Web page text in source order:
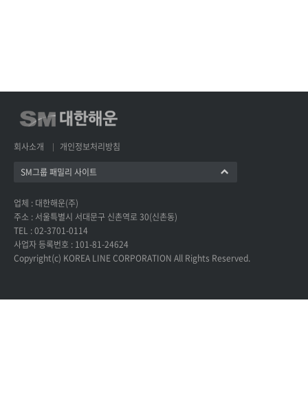
회사소개 개인정보처리방침
SM그룹 패밀리 사이트
업체 : 대한해운(주)
주소 : 서울특별시 서대문구 신촌역로 30(신촌동)
TEL : 02-3701-0114
사업자 등록번호 : 101-81-24624
Copyright(c) KOREA LINE CORPORATION All Rights Reserved.